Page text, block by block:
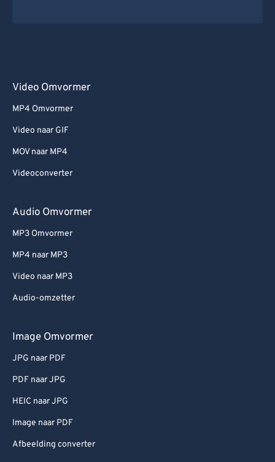
Video Omvormer
MP4 Omvormer
Video naar GIF
MOV naar MP4
Videoconverter
Audio Omvormer
MP3 Omvormer
MP4 naar MP3
Video naar MP3
Audio-omzetter
Image Omvormer
JPG naar PDF
PDF naar JPG
HEIC naar JPG
Image naar PDF
Afbeelding converter